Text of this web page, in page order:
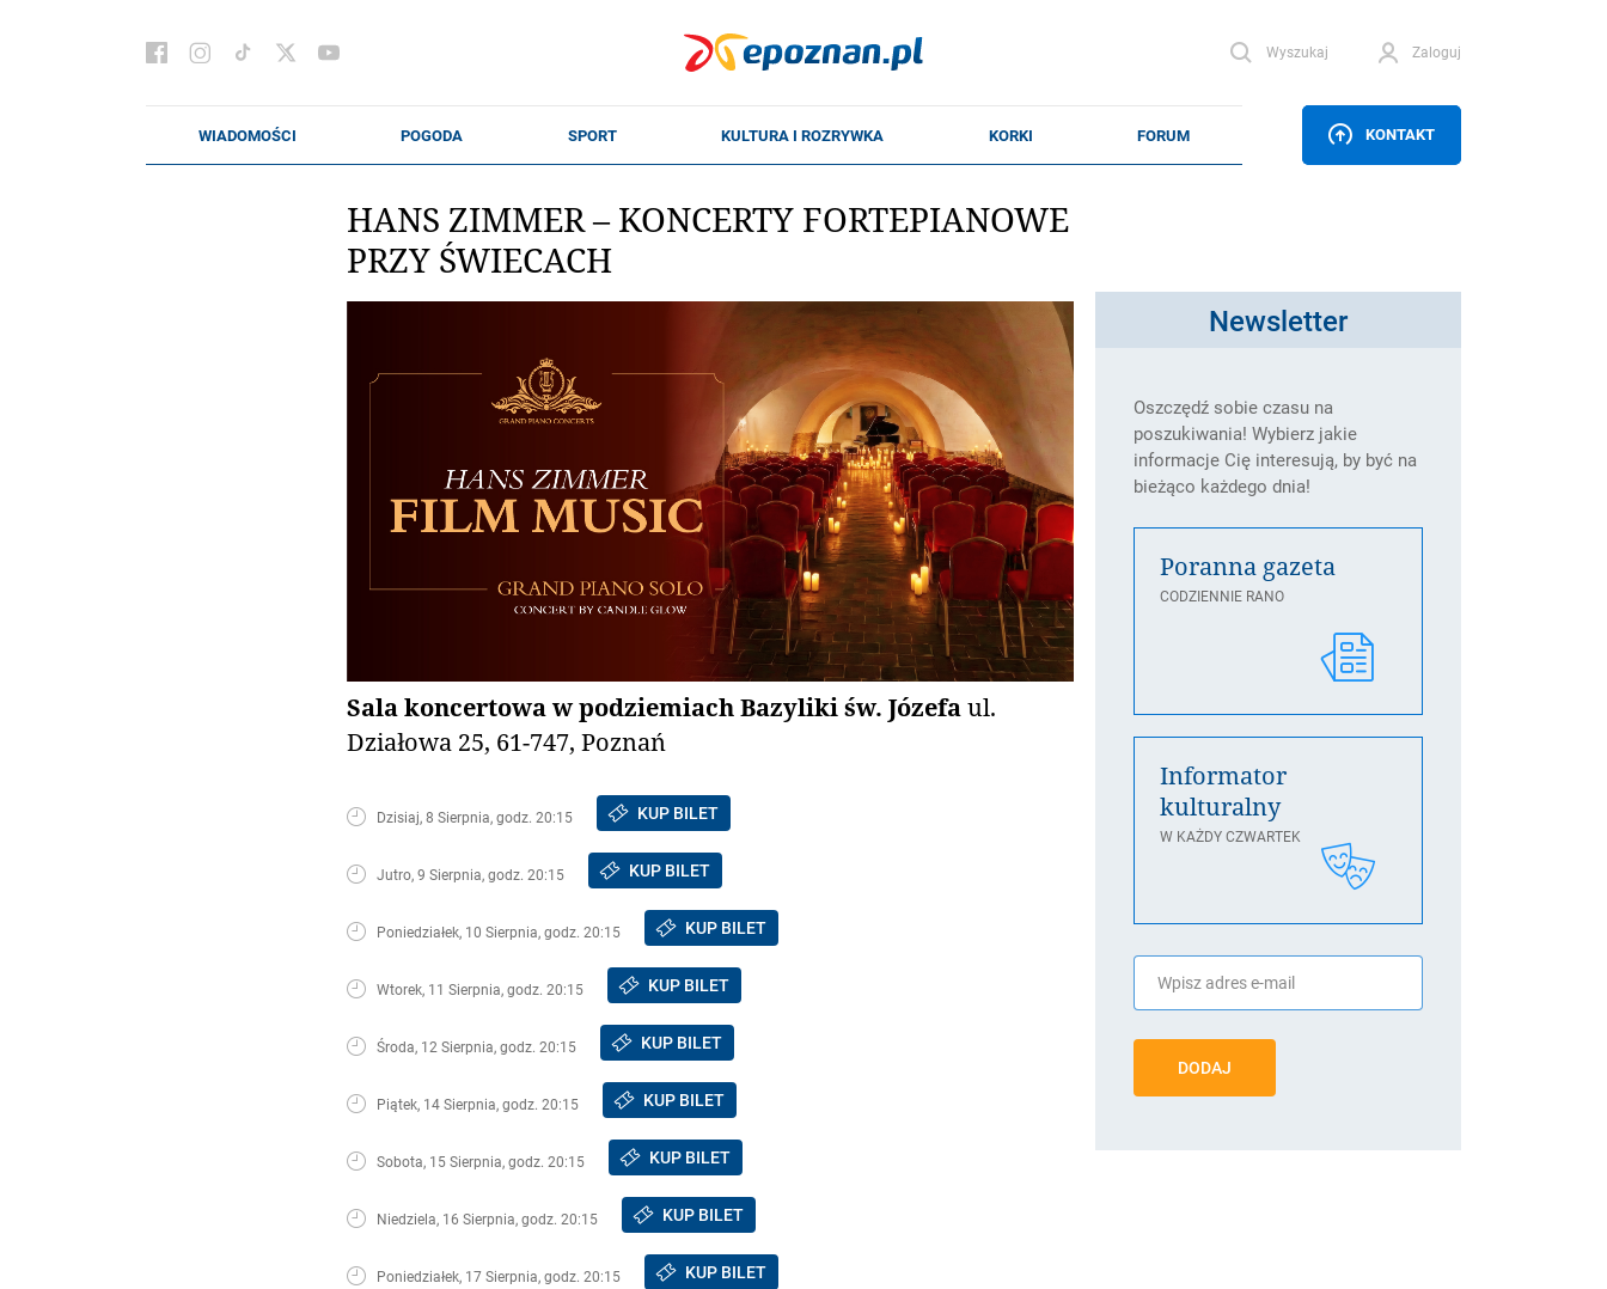
Wyszukaj Zaloguj
KONTAKT
HANS ZIMMER – KONCERTY FORTEPIANOWE
PRZY ŚWIECACH
Sala koncertowa w podziemiach Bazyliki św. Józefaul.
Działowa 25, 61-747, Poznań
Dzisiaj, 8 Sierpnia, godz. 20:15 KUP BILET
Jutro, 9 Sierpnia, godz. 20:15 KUP BILET
Poniedziałek, 10 Sierpnia, godz. 20:15 KUP BILET
Wtorek, 11 Sierpnia, godz. 20:15 KUP BILET
Środa, 12 Sierpnia, godz. 20:15 KUP BILET
Piątek, 14 Sierpnia, godz. 20:15 KUP BILET
Sobota, 15 Sierpnia, godz. 20:15 KUP BILET
Niedziela, 16 Sierpnia, godz. 20:15 KUP BILET
Poniedziałek, 17 Sierpnia, godz. 20:15 KUP BILET
Newsletter
Oszczędź sobie czasu na
poszukiwania! Wybierz jakie
informacje Cię interesują, by być na
bieżąco każdego dnia!
Poranna gazeta
CODZIENNIE RANO
Informator
kulturalny
W KAŻDY CZWARTEK
DODAJ